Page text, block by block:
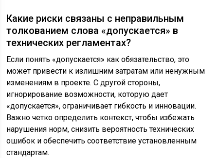
Какие риски связаны с неправильным
толкованием слова «допускается» в
технических регламентах?
Если понять «допускается» как обязательство, это
может привести к излишним затратам или ненужным
изменениям в проекте. С другой стороны,
игнорирование возможности, которую дает
«допускается», ограничивает гибкость и инновации.
Важно четко определить контекст, чтобы избежать
нарушения норм, снизить вероятность технических
ошибок и обеспечить соответствие установленным
стандартам.